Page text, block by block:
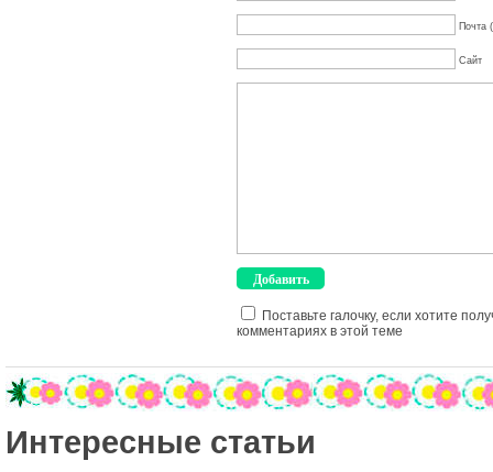
Почта
Сайт
Поставьте галочку, если хотите
комментариях в этой теме
Интересные статьи